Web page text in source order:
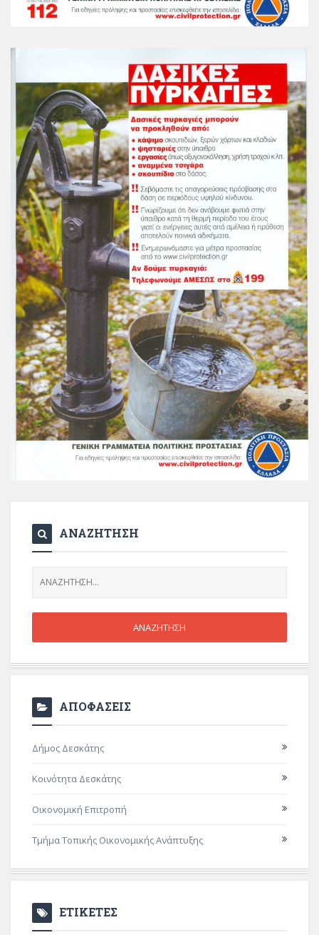
ΑΝΑΖΗΤΗΣΗ
ΑΠΟΦΑΣΕΙΣ
Δήμος Δεσκάτης
Κοινότητα Δεσκάτης
Οικονομική Επιτροπή
Τμήμα Τοπικής Οικονομικής Ανάπτυξης
ΕΤΙΚΕΤΕΣ